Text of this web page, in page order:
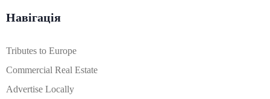
Навігація
Tributes to Europe
Commercial Real Estate
Advertise Locally